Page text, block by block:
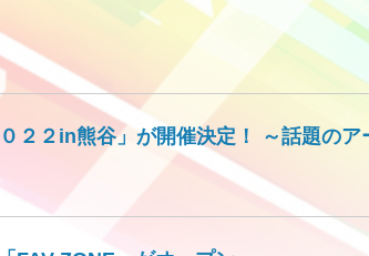
２２in熊谷」が開催決定！ ～話題の